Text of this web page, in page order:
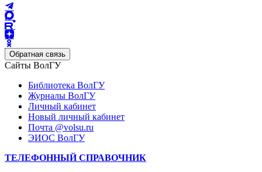
Обратная связь
Сайты ВолГУ
Библиотека ВолГУ
Журналы ВолГУ
Личный кабинет
Новый личный кабинет
Почта @volsu.ru
ЭИОС ВолГУ
ТЕЛЕФОННЫЙ СПРАВОЧНИК